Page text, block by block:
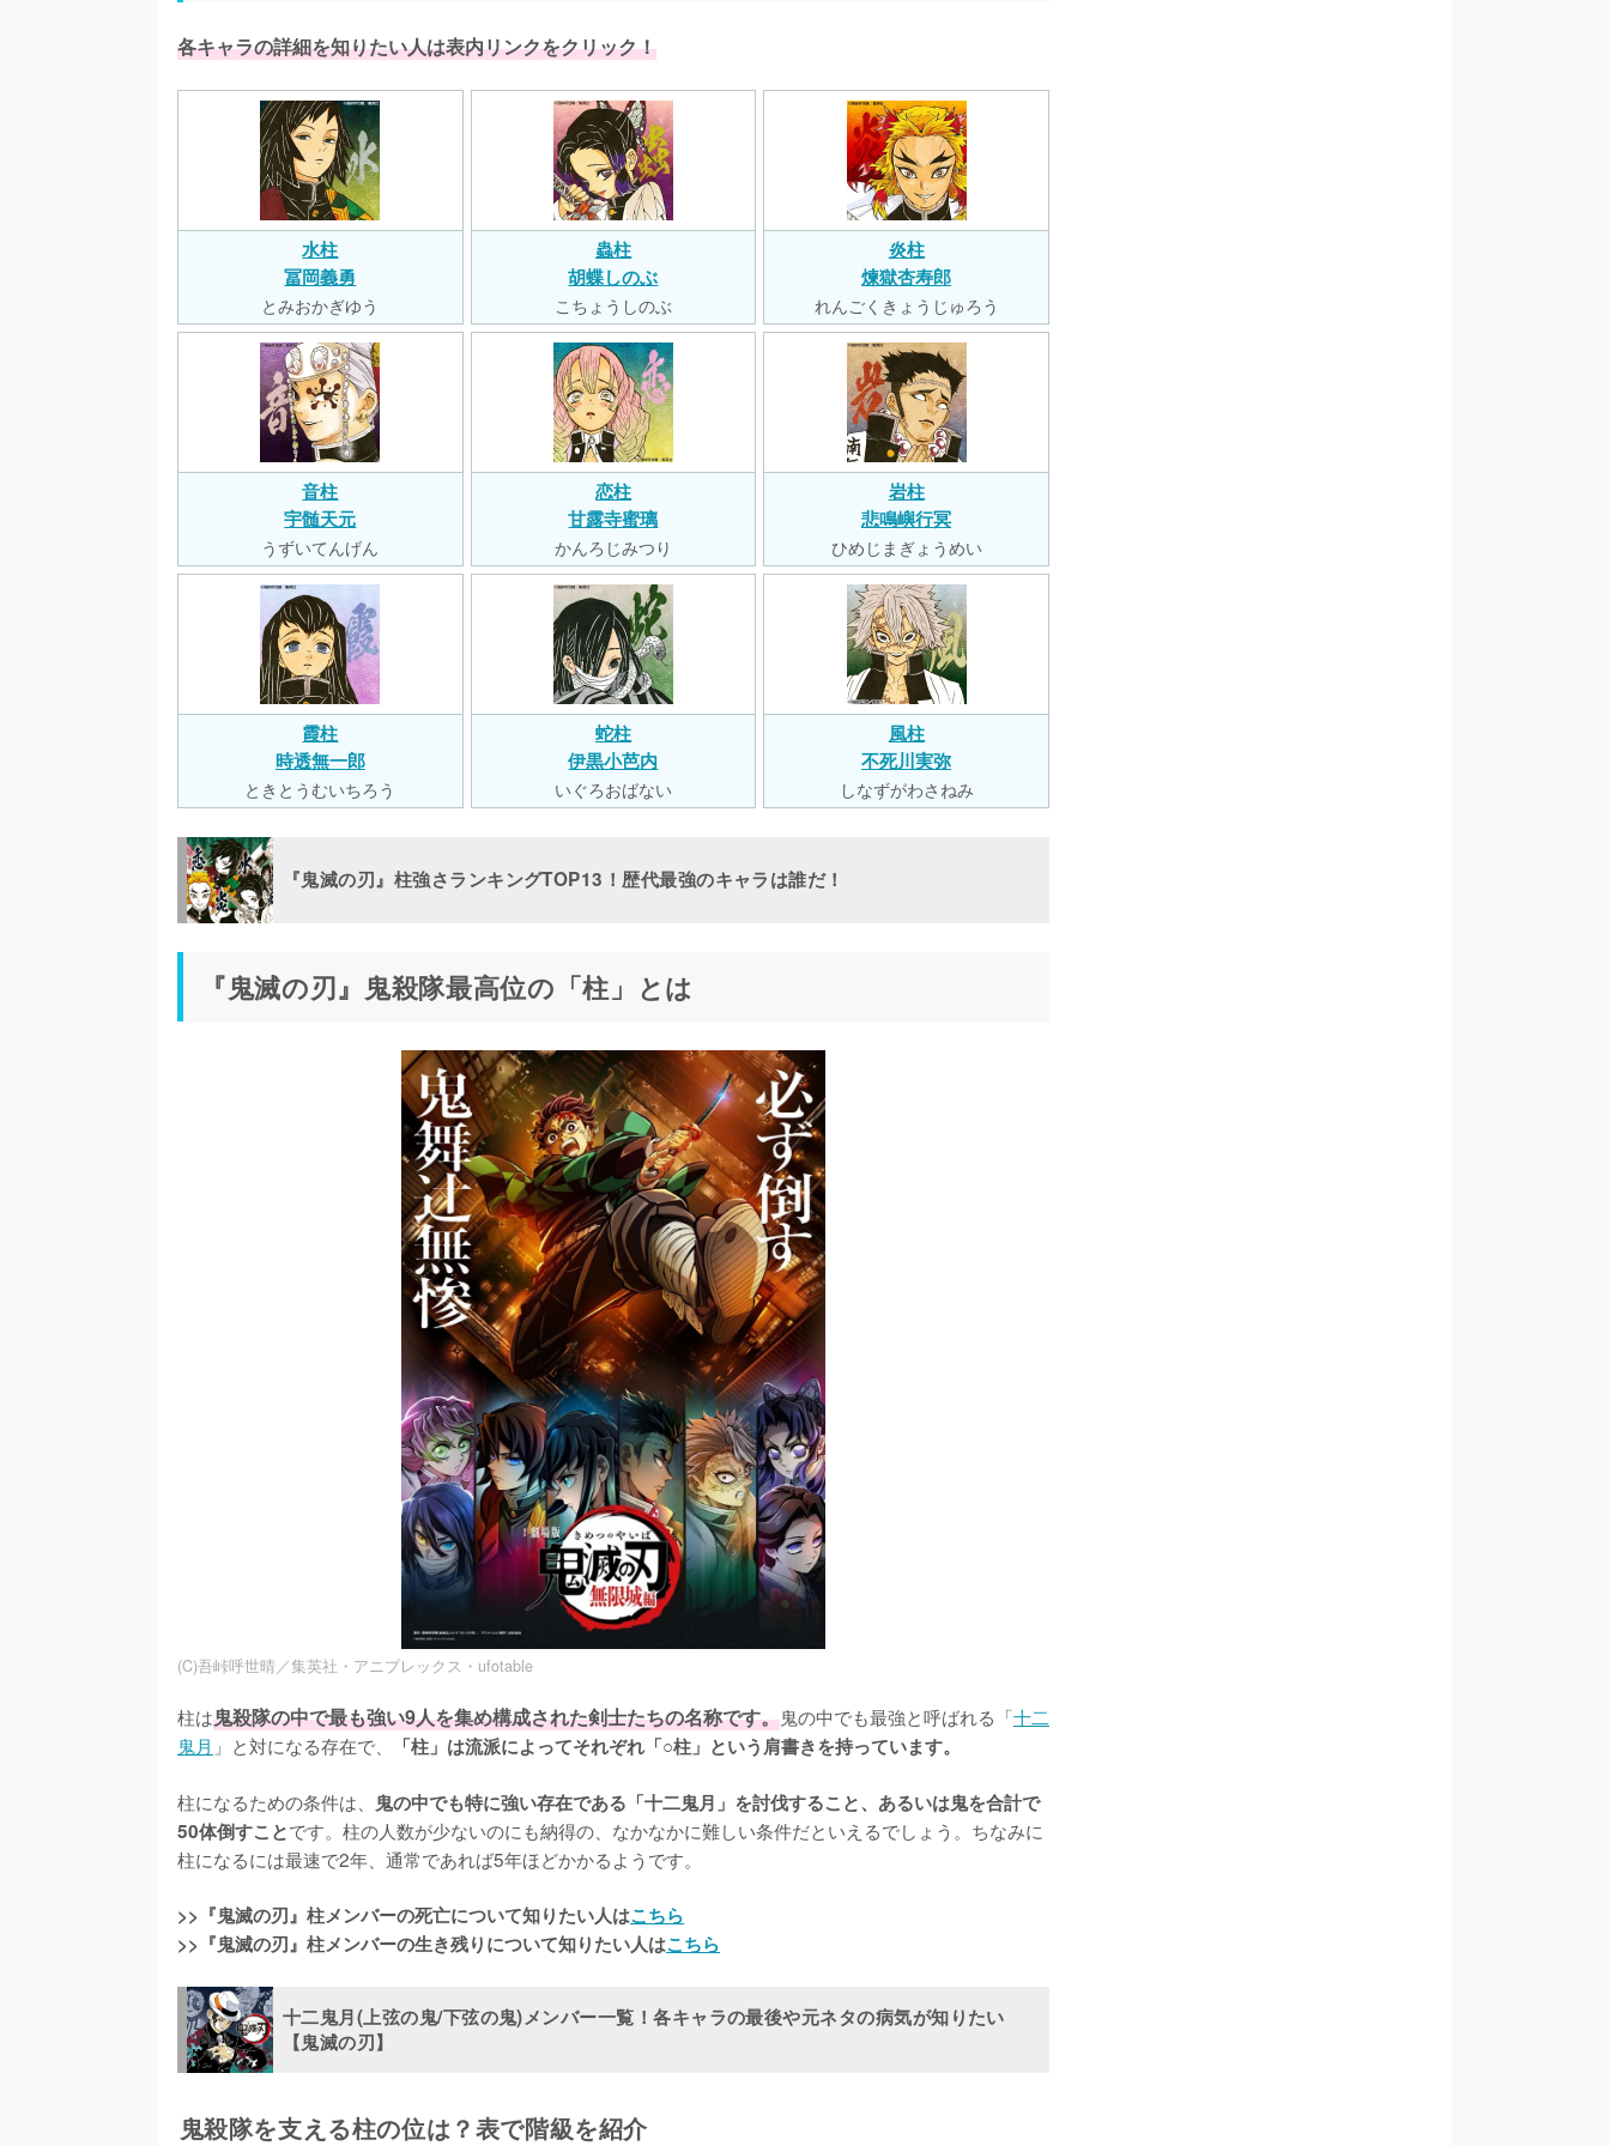
各キャラの詳細を知りたい人は表内リンクをクリック！
水柱
冨岡義勇
とみおかぎゆう
蟲柱
胡蝶しのぶ
こちょうしのぶ
炎柱
煉獄杏寿郎
れんごくきょうじゅろう
音柱
宇髄天元
うずいてんげん
恋柱
甘露寺蜜璃
かんろじみつり
岩柱
悲鳴嶼行冥
ひめじまぎょうめい
霞柱
時透無一郎
ときとうむいちろう
蛇柱
伊黒小芭内
いぐろおばない
風柱
不死川実弥
しなずがわさねみ
『鬼滅の刃』柱強さランキングTOP13！歴代最強のキャラは誰だ！
『鬼滅の刃』鬼殺隊最高位の「柱」とは
(C)吾峠呼世晴／集英社・アニプレックス・ufotable
柱は鬼殺隊の中で最も強い9人を集め構成された剣士たちの名称です。鬼の中でも最強と呼ばれる「十二
鬼月 」と対になる存在で、 「柱」は流派によってそれぞれ「○柱」という肩書きを持っています。
柱になるための条件は、 鬼の中でも特に強い存在である「十二鬼月」を討伐すること、あるいは鬼を合計で
50体倒すことです。柱の人数が少ないのにも納得の、なかなかに難しい条件だといえるでしょう。ちなみに
柱になるには最速で2年、通常であれば5年ほどかかるようです。
>>『鬼滅の刃』柱メンバーの死亡について知りたい人はこちら
>>『鬼滅の刃』柱メンバーの生き残りについて知りたい人はこちら
十二鬼月(上弦の鬼/下弦の鬼)メンバー一覧！各キャラの最後や元ネタの病気が知りたい
【鬼滅の刃】
鬼殺隊を支える柱の位は？表で階級を紹介